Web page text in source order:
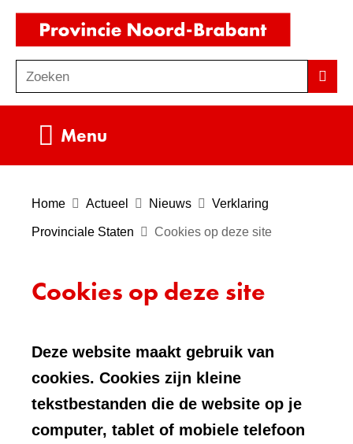
Ga
de
inhoud
o
e
Zoeken
Menu
Home Actueel Nieuws Verklaring
Provinciale Staten Cookies op deze site
Cookies op deze site
Deze website maakt gebruik van
cookies. Cookies zijn kleine
tekstbestanden die de website op je
computer, tablet of mobiele telefoon